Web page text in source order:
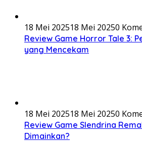
18 Mei 202518 Mei 20250
Review Game Horror Tale 3:
yang Mencekam
18 Mei 202518 Mei 20250
Review Game Slendrina
Dimainkan?